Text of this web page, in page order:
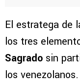
El estratega de
los tres
Sagrado sin
los